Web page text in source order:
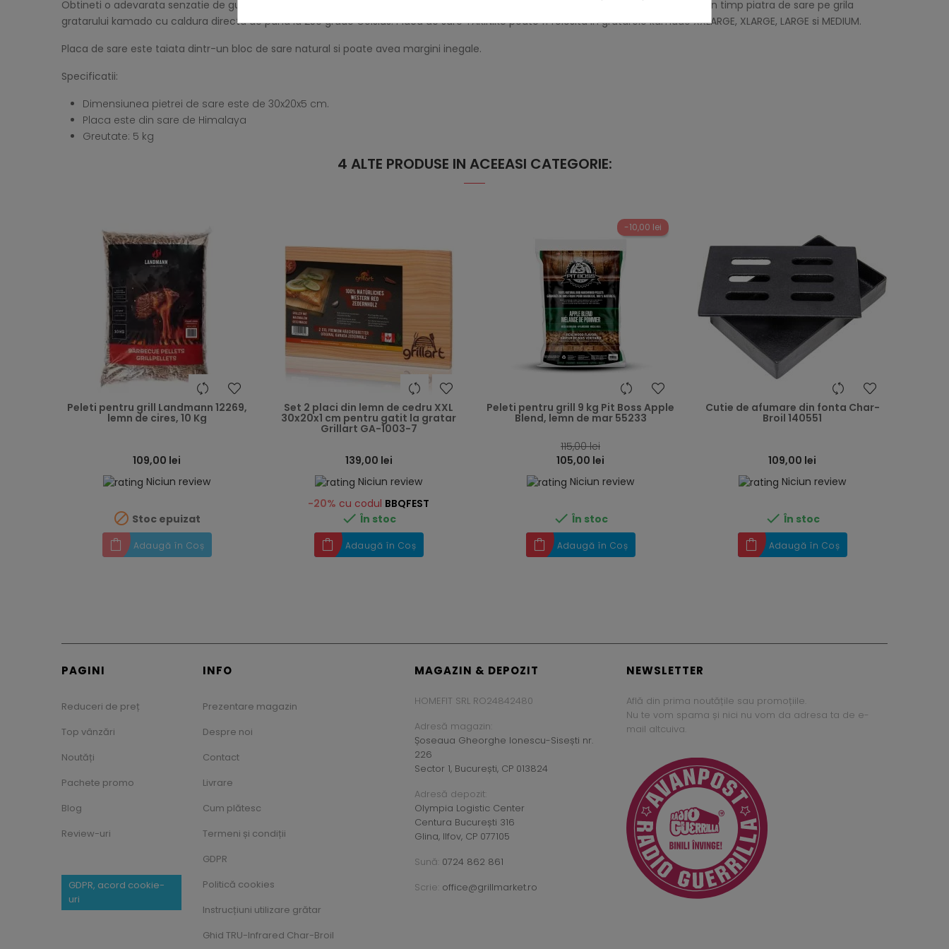
Obtineti o adevarata senzatie de gust folosind aceasta piatra de sare! Este important ca sarea sa se incalzeasca treptat. Asezati din timp piatra de sare pe grila
gratarului kamado cu caldura directa de pana la 250 grade Celsius. Placa de sare YAKINIKU poate fi folosita in gratarele kamado XXLARGE, XLARGE, LARGE si MEDIUM.
Placa de sare este taiata dintr-un bloc de sare natural si poate avea margini inegale.
Specificatii:
Dimensiunea pietrei de sare este de 30x20x5 cm.
Placa este din sare de Himalaya
Greutate: 5 kg
4 ALTE PRODUSE IN ACEEASI CATEGORIE:
heart
Peleti pentru grill Landmann 12269,
lemn de cires, 10 Kg
109,00 lei
Niciun review
 Stoc epuizat
Adaugă în Coș
heart
Set 2 placi din lemn de cedru XXL
30x20x1 cm pentru gatit la gratar
Grillart GA-1003-7
139,00 lei
Niciun review
-20% cu codul BBQFEST
 În stoc
Adaugă în Coș
-10,00 lei
heart
Peleti pentru grill 9 kg Pit Boss Apple
Blend, lemn de mar 55233
115,00 lei
105,00 lei
Niciun review
 În stoc
Adaugă în Coș
heart
Cutie de afumare din fonta Char-
Broil 140551
109,00 lei
Niciun review
 În stoc
Adaugă în Coș
PAGINI
Reduceri de preț
Top vânzări
Noutăți
Pachete promo
Blog
Review-uri
GDPR, acord cookie-
uri
INFO
Prezentare magazin
Despre noi
Contact
Livrare
Cum plătesc
Termeni și condiții
GDPR
Politică cookies
Instrucțiuni utilizare grătar
Ghid TRU-Infrared Char-Broil
MAGAZIN & DEPOZIT
HOMEFIT SRL RO24842480
Adresă magazin:
Șoseaua Gheorghe Ionescu-Sisești nr.
226
Sector 1, București, CP 013824
Adresă depozit:
Olympia Logistic Center
Centura București 316
Glina, Ilfov, CP 077105
Sună: 0724 862 861
Scrie: office@grillmarket.ro
NEWSLETTER
Află din prima noutățile sau promoțiile.
Nu te vom spama și nici nu vom da adresa ta de e-
mail altcuiva.